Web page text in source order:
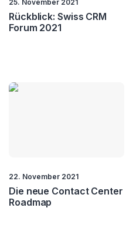
25. November 2021
Rückblick: Swiss CRM
Forum 2021
22. November 2021
Die neue Contact Center
Roadmap